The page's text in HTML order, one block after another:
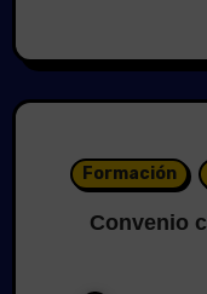
Formación
Convenio